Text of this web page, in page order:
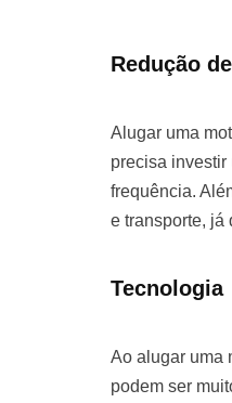
Redução
Alugar uma
precisa
frequência.
e transporte, já
Tecnologia
Ao alugar uma
podem ser